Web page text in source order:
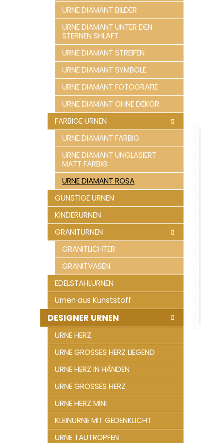
URNE DIAMANT BILDER
URNE DIAMANT UNTER DEN
STERNEN SHLÄFT
URNE DIAMANT STREIFEN
URNE DIAMANT SYMBOLE
URNE DIAMANT FOTOGRAFIE
URNE DIAMANT OHNE DEKOR
FARBIGE URNEN
URNE DIAMANT FARBIG
URNE DIAMANT UNGLASIERT
MATT FARBIG
URNE DIAMANT ROSA
GÜNSTIGE URNEN
KINDERURNEN
GRANITURNEN
GRANITLICHTER
GRANITVASEN
EDELSTAHLURNEN
Urnen aus Kunststoff
DESIGNER URNEN
URNE HERZ
URNE GROSSES HERZ LIEGEND
URNE HERZ IN HÄNDEN
URNE GROSSES HERZ
URNE HERZ MINI
KLEINURNE MIT GEDENKLICHT
URNE TAUTROPFEN